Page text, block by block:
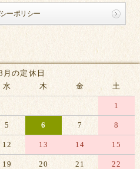
ーポリシー
月の定休日
水 木 金 土
1
5 6 7 8
12 13 14 15
19 20 21 22